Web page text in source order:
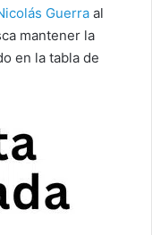
Guerra al
mantener la
en la tabla de